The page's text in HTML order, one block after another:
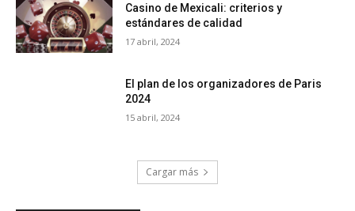
Casino de Mexicali: сriterios y
estándares de calidad
17 abril, 2024
El plan de los organizadores de Paris
2024
15 abril, 2024
Cargar más